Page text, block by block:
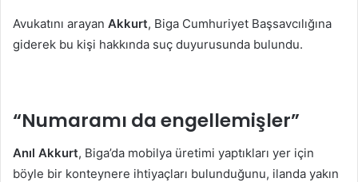
Avukatını arayan Akkurt, Biga Cumhuriyet Başsavcılığına
giderek bu kişi hakkında suç duyurusunda bulundu.
“Numaramı da engellemişler”
Anıl Akkurt, Biga’da mobilya üretimi yaptıkları yer için
böyle bir konteynere ihtiyaçları bulunduğunu, ilanda yakın